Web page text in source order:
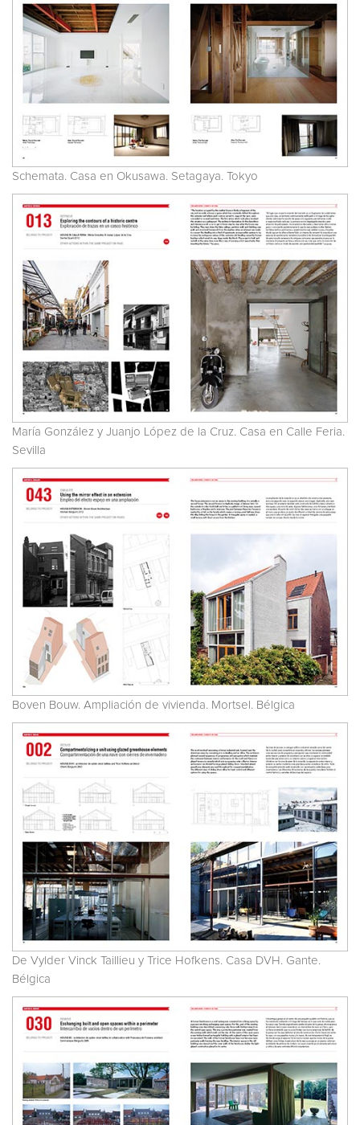
Schemata. Casa en Okusawa. Setagaya. Tokyo
María González y Juanjo López de la Cruz. Casa en Calle Feria.
Sevilla
Boven Bouw. Ampliación de vivienda. Mortsel. Bélgica
De Vylder Vinck Taillieu y Trice Hofkens. Casa DVH. Gante.
Bélgica